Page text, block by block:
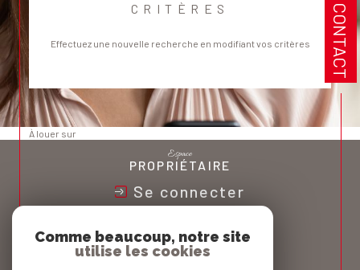
CONTACT
CRITÈRES
Effectuez une nouvelle recherche en modifiant vos critères
à louer sur
Espace
PROPRIÉTAIRE
Se connecter
ADHÉRONS
Comme beaucoup, notre site
utilise les cookies